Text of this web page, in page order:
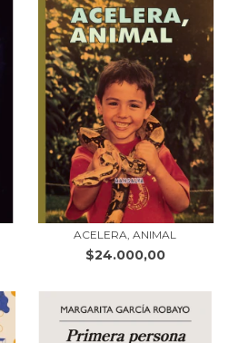
ACELERA, ANIMAL
$24.000,00